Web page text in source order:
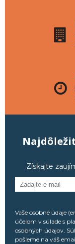
Získajte
Vaše osobné údaje
účelom v súlade s
osobných údajov.
pošleme na váš